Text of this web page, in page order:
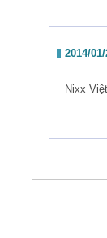
2014/
Nixx